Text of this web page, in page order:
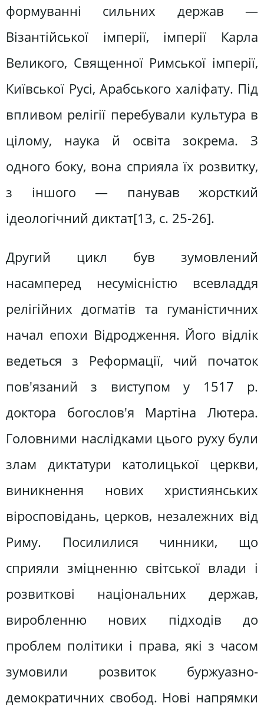
формуванні сильних держав —
Візантійської імперії, імперії Карла
Великого, Священної Римської імперії,
Київської Русі, Арабського халіфату. Під
впливом релігії перебували культура в
цілому, наука й освіта зокрема. З
одного боку, вона сприяла їх розвитку,
з іншого — панував жорсткий
ідеологічний диктат[13, c. 25-26].
Другий цикл був зумовлений
насамперед несумісністю всевладдя
релігійних догматів та гуманістичних
начал епохи Відродження. Його відлік
ведеться з Реформації, чий початок
пов'язаний з виступом у 1517 р.
доктора богослов'я Мартіна Лютера.
Головними наслідками цього руху були
злам диктатури католицької церкви,
виникнення нових християнських
віросповідань, церков, незалежних від
Риму. Посилилися чинники, що
сприяли зміцненню світської влади і
розвиткові національних держав,
виробленню нових підходів до
проблем політики і права, які з часом
зумовили розвиток буржуазно-
демократичних свобод. Нові напрямки